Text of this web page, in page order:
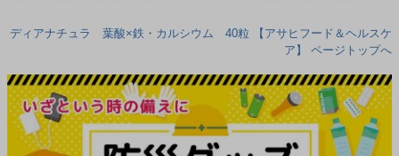
ディアナチュラ 葉酸×鉄・カルシウム 40粒 【アサヒフード＆ヘルスケ
ア】 ページトップへ